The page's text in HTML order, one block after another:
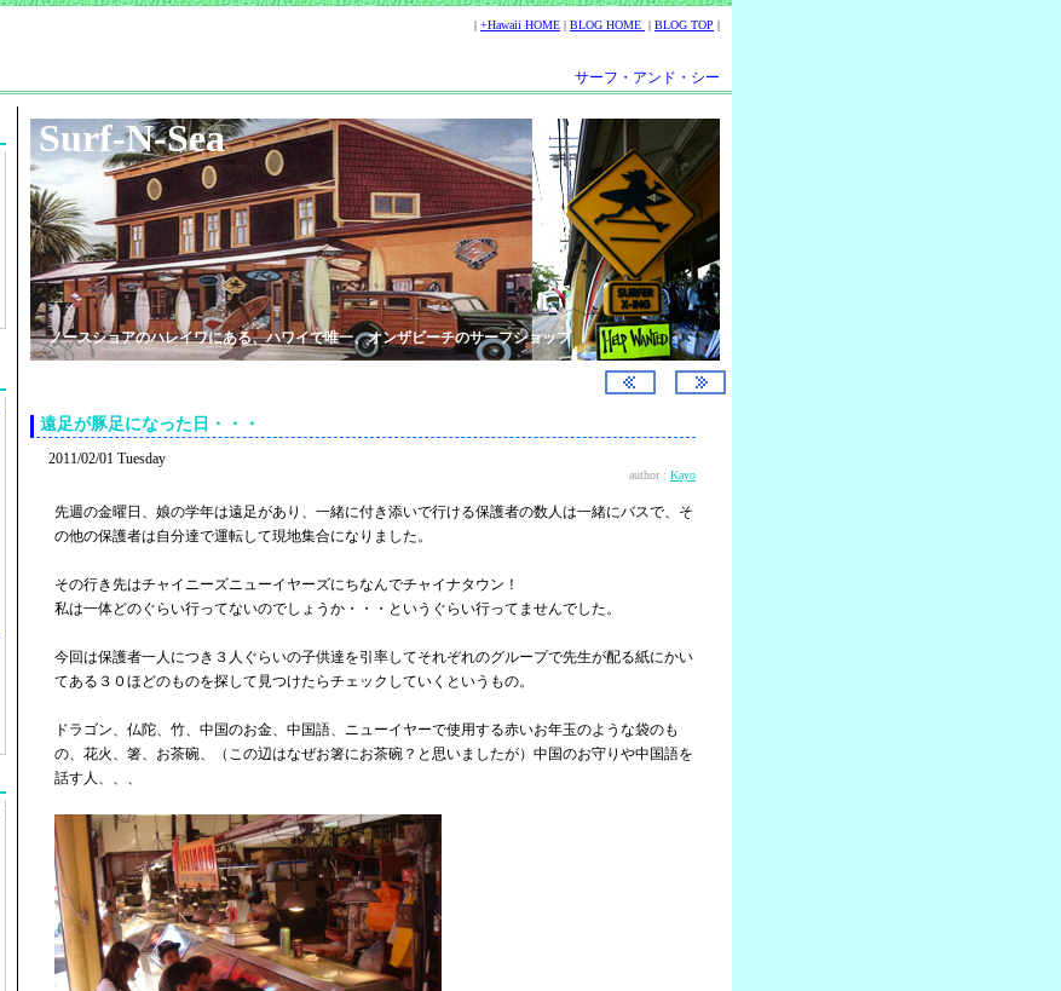
| +Hawaii HOME | BLOG HOME | BLOG TOP |
サーフ・アンド・シー
Surf-N-Sea
ノースショアのハレイワにある、ハワイで唯一、オンザビーチのサーフショップ
遠足が豚足になった日・・・
2011/02/01 Tuesday
author : Kayo
先週の金曜日、娘の学年は遠足があり、一緒に付き添いで行ける保護者の数人は一緒にバスで、そ
の他の保護者は自分達で運転して現地集合になりました。
その行き先はチャイニーズニューイヤーズにちなんでチャイナタウン！
私は一体どのぐらい行ってないのでしょうか・・・というぐらい行ってませんでした。
今回は保護者一人につき３人ぐらいの子供達を引率してそれぞれのグループで先生が配る紙にかい
てある３０ほどのものを探して見つけたらチェックしていくというもの。
ドラゴン、仏陀、竹、中国のお金、中国語、ニューイヤーで使用する赤いお年玉のような袋のも
の、花火、箸、お茶碗、（この辺はなぜお箸にお茶碗？と思いましたが）中国のお守りや中国語を
話す人、、、